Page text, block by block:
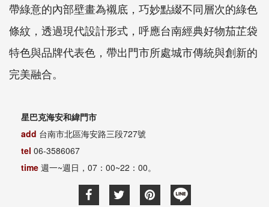
帶綠意的內部壁畫為襯底，巧妙點綴不同層次的綠色
條紋，透過現代設計形式，呼應台南經典好物茄芷袋
特色與品牌代表色，帶出門市所處城市傳統與創新的
完美融合。
星巴克海安和緯門市
add 台南市北區海安路三段727號
tel 06-3586067
time 週一~週日，07：00~22：00。